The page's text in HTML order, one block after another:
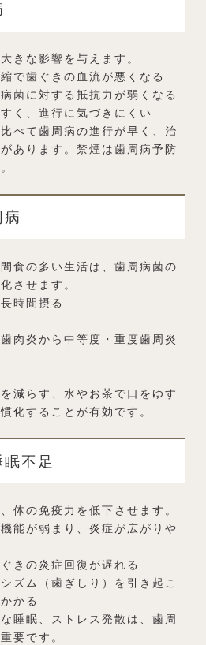
きな影響を与えます。
で歯ぐきの血流が悪くなる
菌に対する抵抗力が弱くなる
く、進行に気づきにくい
べて歯周病の進行が早く、治
あります。禁煙は歯周病予防
食の多い生活は、歯周病菌の
させます。
時間摂る
肉炎から中等度・重度歯周炎
減らす、水やお茶で口をゆす
化することが有効です。
不足
体の免疫力を低下させます。
能が弱まり、炎症が広がりや
きの炎症回復が遅れる
ズム（歯ぎしり）を引き起こ
かる
睡眠、ストレス発散は、歯周
要です。